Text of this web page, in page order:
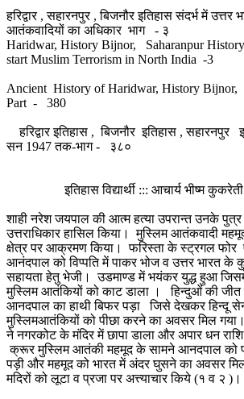
हरिद्वार , सहारनपुर , बिजनौर इतिहास संदर्भ में उत्तर
आतंकवादियों का अधिकार भाग - ३
Haridwar, History Bijnor, Saharanpur
start Muslim Terrorism in North India -3
Ancient History of Haridwar, History Bijnor,
Part - 380
हरिद्वार इतिहास , बिजनौर इतिहास ,
सन 1947 तक-भाग - ३८०
इतिहास विद्यार्थी ::: आचार्य भीष्म
शाही नरेश जयपाल की आत्म हत्या उपरान्त उनके पुत्र
उत्तराधिकार हासिल किया। मुस्लिम आतंकवादी
क्षेत्र पर आक्रमण किया। फरिस्ता के स्ट्रगल फोर
आनंदपाल को विप्पति में पाकर भोज व उत्तर भारत के
सहायता हेतु भेजी। उडमाण्ड में भयंकर युद्ध हुआ जिसमे
मुस्लिम आतंकियों को काट डाला । हिन्दुओं की जीत
आनदपाल का हाथी बिफर पड़ा जिसे देखकर हिन्दू
मुस्लिमआतंकियों को पीछा करने का अवसर मिल
ने नगरकोट के मंदिर में छापा डाला और अपार धन
क्रूर मुस्लिम आतंकी महमूद के सामने आनदपाल को
पड़ी और महमूद को भारत में अंदर घुसने का अवसर
मदिरों को लूटा व प्रजा पर अत्त्याचार किये (१ व २ )।